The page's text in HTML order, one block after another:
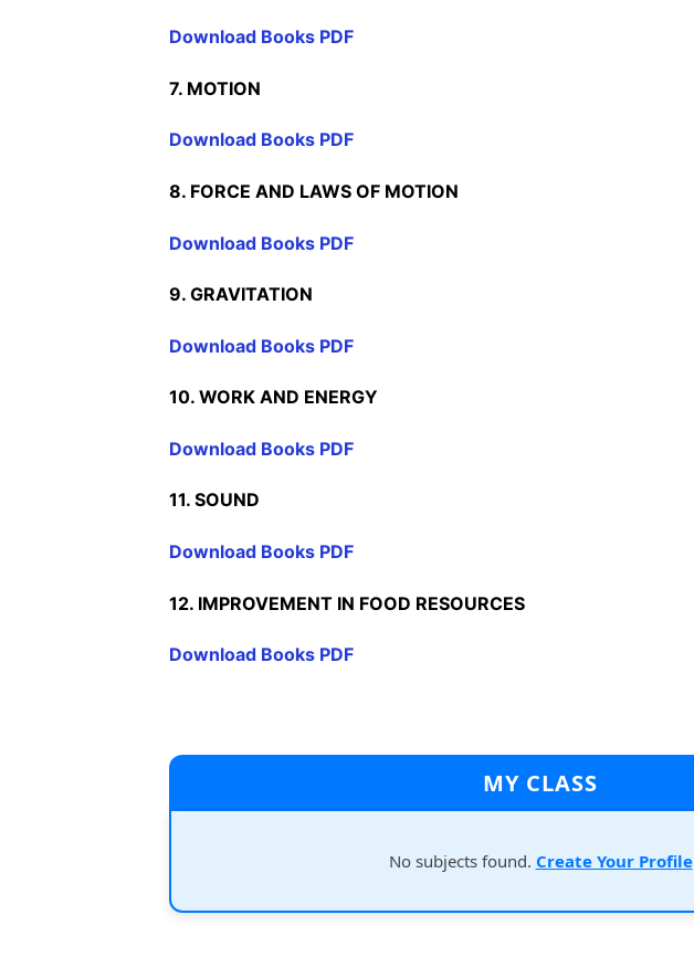
Download Books PDF
7. MOTION
Download Books PDF
8. FORCE AND LAWS OF MOTION
Download Books PDF
9. GRAVITATION
Download Books PDF
10. WORK AND ENERGY
Download Books PDF
11. SOUND
Download Books PDF
12. IMPROVEMENT IN FOOD RESOURCES
Download Books PDF
MY CLASS
No subjects found. Create Your Profile